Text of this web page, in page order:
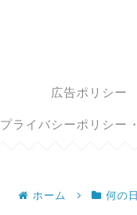
広告ポリシー
ホーム 何の日